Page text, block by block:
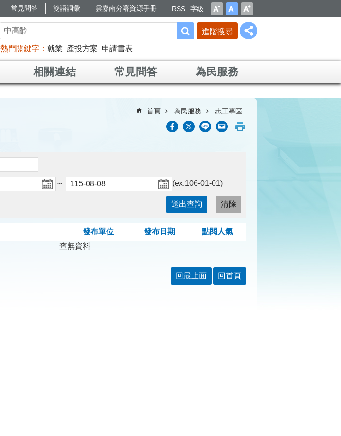
常見問答 雙語詞彙 雲嘉南分署資源手冊 RSS 字級
進階搜尋
熱門關鍵字 就業 產投方案 申請書表
相關連結 常見問答 為民服務
首頁 為民服務 志工專區
～ (ex:106-01-01)
發布單位 發布日期
點閱人氣
查無資料
回最上面 回首頁